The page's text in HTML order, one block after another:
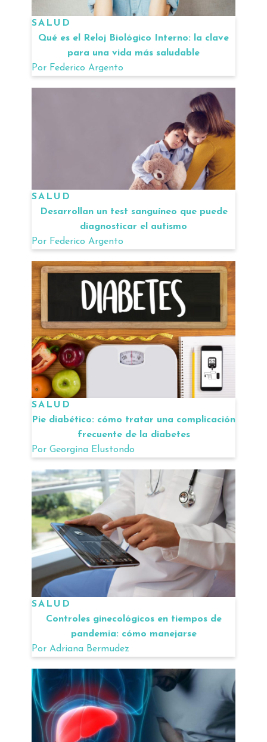
SALUD
Qué es el Reloj Biológico Interno: la clave
para una vida más saludable
Por Federico Argento
SALUD
Desarrollan un test sanguíneo que puede
diagnosticar el autismo
Por Federico Argento
SALUD
Pie diabético: cómo tratar una complicación
frecuente de la diabetes
Por Georgina Elustondo
SALUD
Controles ginecológicos en tiempos de
pandemia: cómo manejarse
Por Adriana Bermudez